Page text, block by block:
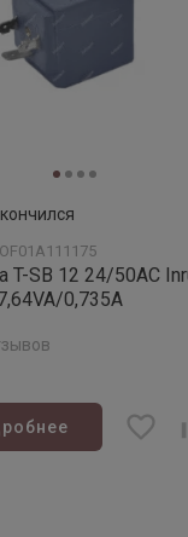
T-SB 12 24/50АС
0,735A